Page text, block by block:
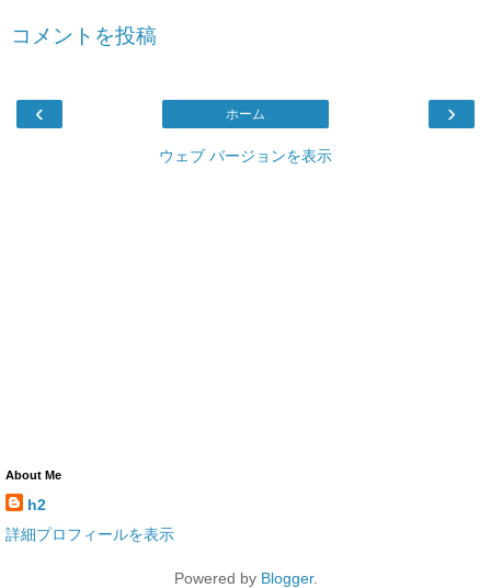
コメントを投稿
‹ ›
ホーム
ウェブ バージョンを表示
About Me
h2
詳細プロフィールを表示
Powered by Blogger.